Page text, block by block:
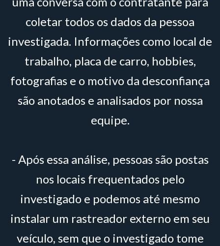
coletar todos os dados da pessoa
investigada. Informações como local de
trabalho, placa de carro, hobbies,
fotografias e o motivo da desconfiança
são anotados e analisados por nossa
equipe.
- Após essa análise, pessoas são postas
nos locais frequentados pelo
investigado e podemos até mesmo
instalar um rastreador externo em seu
veículo, sem que o investigado tome